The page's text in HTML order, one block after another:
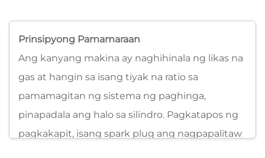
Prinsipyong Pamamaraan
Ang kanyang makina ay naghihinala ng likas na
gas at hangin sa isang tiyak na ratio sa
pamamagitan ng sistema ng paghinga,
pinapadala ang halo sa silindro. Pagkatapos ng
pagkakapit, isang spark plug ang nagpapalitaw